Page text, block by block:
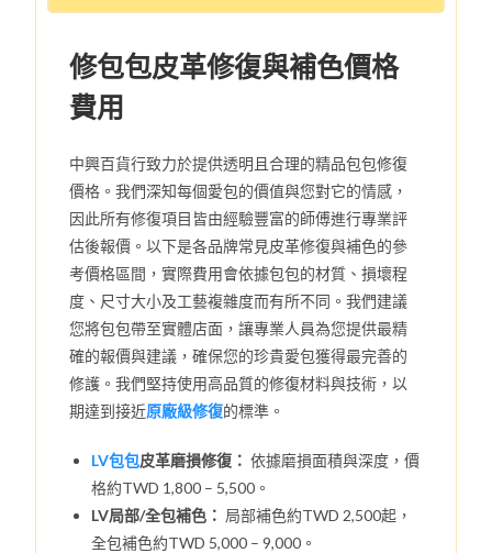
修包包皮革修復與補色價格
費用
中興百貨行致力於提供透明且合理的精品包包修復
價格。我們深知每個愛包的價值與您對它的情感，
因此所有修復項目皆由經驗豐富的師傅進行專業評
估後報價。以下是各品牌常見皮革修復與補色的參
考價格區間，實際費用會依據包包的材質、損壞程
度、尺寸大小及工藝複雜度而有所不同。我們建議
您將包包帶至實體店面，讓專業人員為您提供最精
確的報價與建議，確保您的珍貴愛包獲得最完善的
修護。我們堅持使用高品質的修復材料與技術，以
期達到接近原廠級修復的標準。
LV包包皮革磨損修復： 依據磨損面積與深度，價
格約TWD 1,800 – 5,500。
LV局部/全包補色： 局部補色約TWD 2,500起，
全包補色約TWD 5,000 – 9,000。